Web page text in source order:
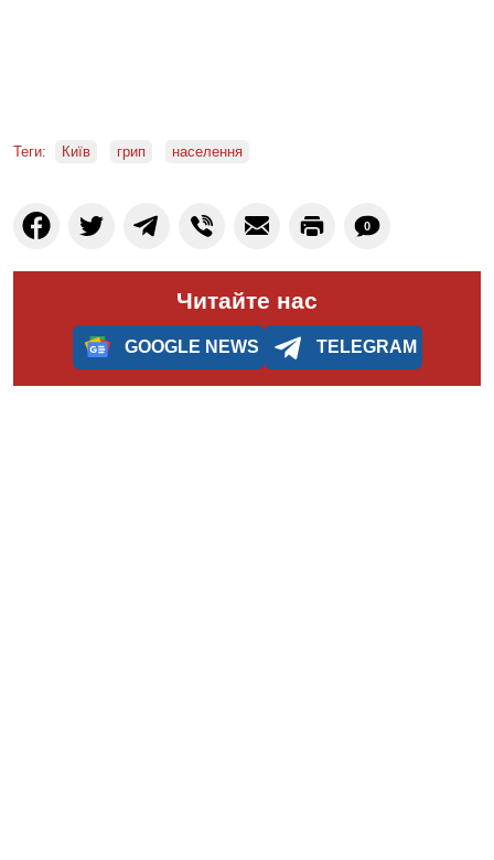
Теги: Київ грип населення
0
Читайте нас
GOOGLE NEWS TELEGRAM